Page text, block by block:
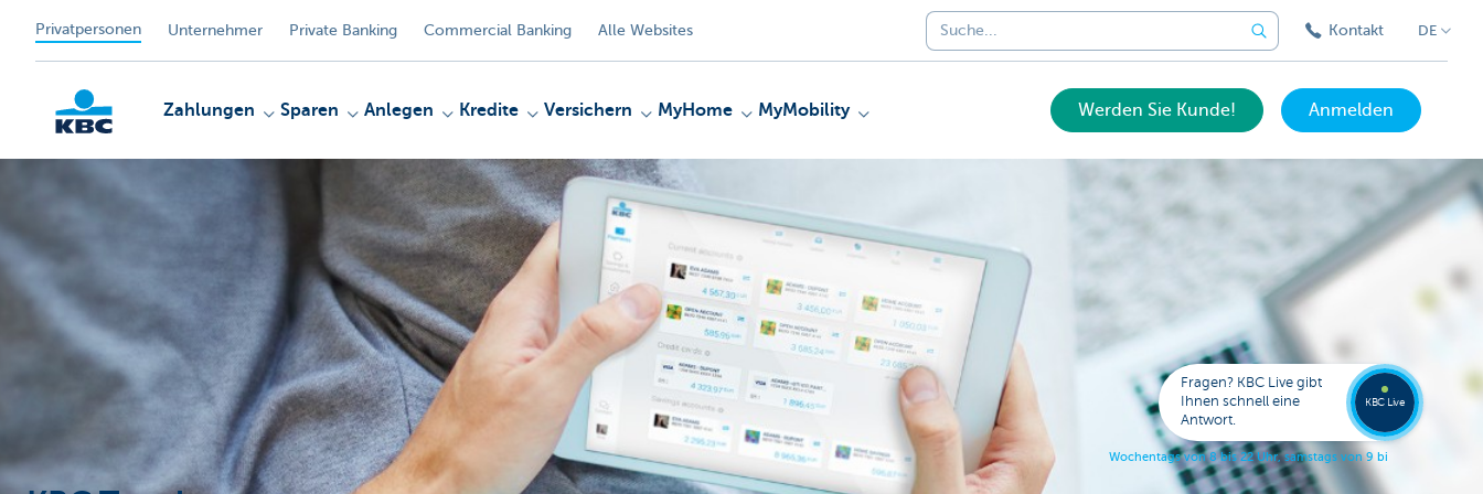
Privatpersonen Unternehmer Private Banking Commercial Banking Alle Websites Kontakt DE
Zahlungen Sparen Anlegen Kredite Versichern MyHome MyMobility Werden Sie Kunde! Anmelden
Fragen? KBC Live gibt
Ihnen schnell eine
Antwort.
Wochentags von 8 bis 22 Uhr, samstags von 9 bi
KBC Live